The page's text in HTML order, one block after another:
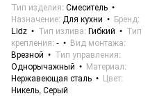
Тип изделия Смеситель
Назначение Для кухни
Бренд
Lidz
Тип излива Гибкий
Тип
крепления -
Вид монтажа
Врезной
Тип управления
Однорычажный
Материал
Нержавеющая сталь
Цвет
Никель, Серый